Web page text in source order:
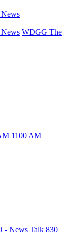
WDGG The
1100 AM
- News Talk 830